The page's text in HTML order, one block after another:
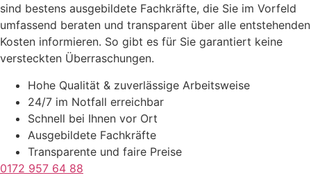
sind bestens ausgebildete Fachkräfte, die Sie im Vorfeld
umfassend beraten und transparent über alle entstehenden
Kosten informieren. So gibt es für Sie garantiert keine
versteckten Überraschungen.
Hohe Qualität & zuverlässige Arbeitsweise
24/7 im Notfall erreichbar
Schnell bei Ihnen vor Ort
Ausgebildete Fachkräfte
Transparente und faire Preise
0172 957 64 88